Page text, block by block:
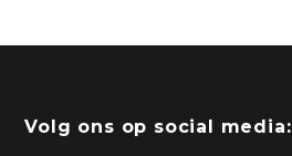
Volg ons op social media: